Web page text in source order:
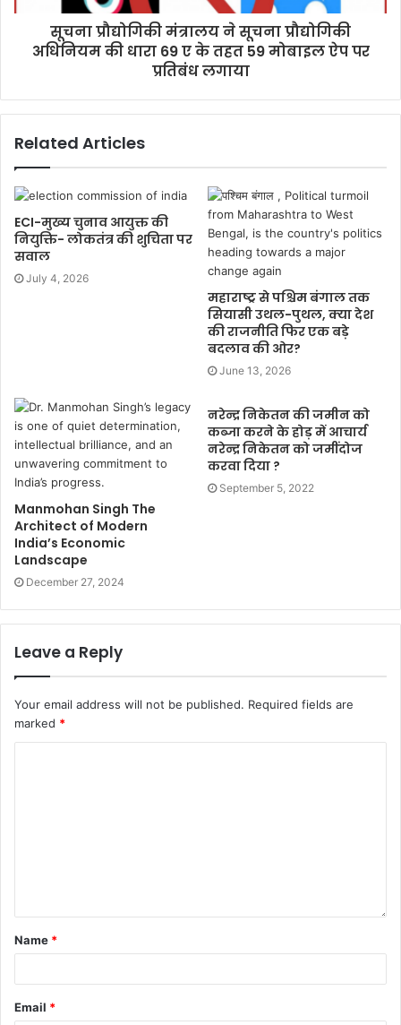
सूचना प्रौद्योगिकी मंत्रालय ने सूचना प्रौद्योगिकी
अधिनियम की धारा 69 ए के तहत 59 मोबाइल ऐप पर
प्रतिबंध लगाया
Related Articles
ECI-मुख्य चुनाव आयुक्त की
नियुक्ति- लोकतंत्र की शुचिता पर
सवाल
July 4, 2026
महाराष्ट्र से पश्चिम बंगाल तक
सियासी उथल-पुथल, क्या देश
की राजनीति फिर एक बड़े
बदलाव की ओर?
June 13, 2026
Manmohan Singh The
Architect of Modern
India’s Economic
Landscape
December 27, 2024
नरेन्द्र निकेतन की जमीन को
कब्जा करने के होड़ में आचार्य
नरेन्द्र निकेतन को जमींदोज
करवा दिया ?
September 5, 2022
Leave a Reply
Your email address will not be published. Required fields are
marked *
Name *
Email *